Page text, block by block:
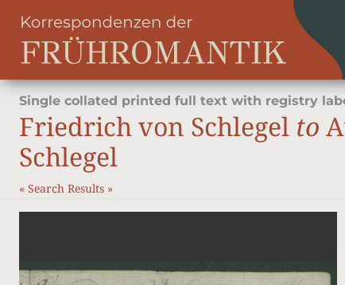
Single collated printed full text with registry
Friedrich von Schlegel to
Schlegel
« Search Results »